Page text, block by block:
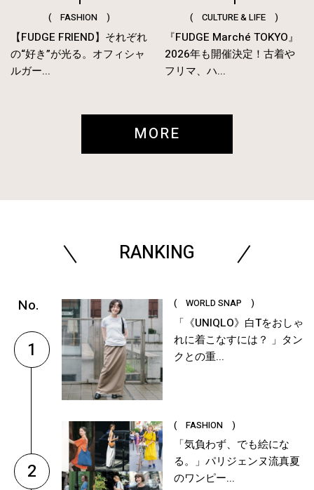
( FASHION )
【FUDGE FRIEND】それぞれ
の“好き”が光る。オフィシャ
ルガー...
( CULTURE & LIFE )
『FUDGE Marché TOKYO』
2026年も開催決定！古着や
フリマ、ハ...
MORE
RANKING
1
( WORLD SNAP )
「《UNIQLO》白Tをおしゃ
れに着こなすには？ 」タン
クとの重...
2
( FASHION )
「気負わず、でも絵にな
る。」パリジェンヌ流真夏
のワンピー...